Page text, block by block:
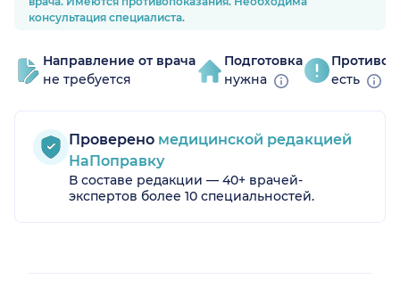
консультация специалиста.
Направление от врача
не требуется
Подготовка
нужна
есть
Проверено медицинской редакцией
НаПоправку
В составе редакции — 40+ врачей-
экспертов более 10 специальностей.